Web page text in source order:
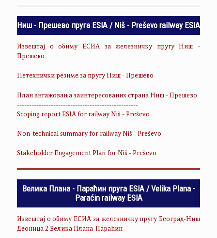
Ниш - Прешево пруга ESIA / Niš - Preševo railway ESIA
Извештај о обиму ЕСИА за железничку пругу Ниш -
Прешево
Нетехнички резиме за пругу Ниш - Прешево
План ангажовања заинтересованих страна Ниш - Прешево
--------------------------------------------------
Scoping report ESIA for railway Niš - Preševo
Non-technical summary for railway Niš - Preševo
Stakeholder Engagement Plan for Niš - Preševo
Велика Плана - Параћин пруга ESIA / Velika Plana -
Paraćin railway ESIA
Извештај о обиму ЕСИА за железничку пругу Београд-Ниш
Деоница 2 Велика Плана-Параћин